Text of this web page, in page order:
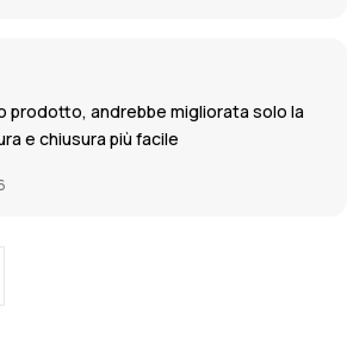
prodotto, andrebbe migliorata solo la
e chiusura più facile